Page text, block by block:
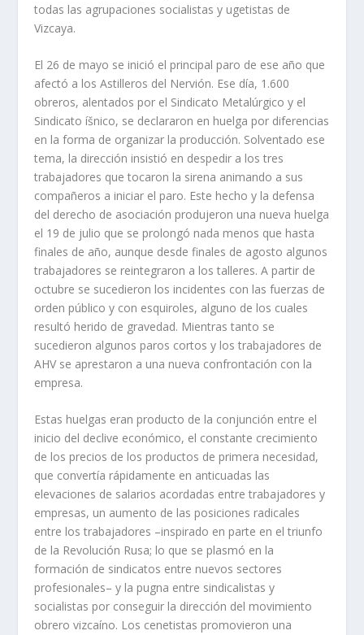
todas las agrupaciones socialistas y ugetistas de
Vizcaya.
El 26 de mayo se inició el principal paro de ese año que
afectó a los Astilleros del Nervión. Ese dí­a, 1.600
obreros, alentados por el Sindicato Metalúrgico y el
Sindicato íšnico, se declararon en huelga por diferencias
en la forma de organizar la producción. Solventado ese
tema, la dirección insistió en despedir a los tres
trabajadores que tocaron la sirena animando a sus
compañeros a iniciar el paro. Este hecho y la defensa
del derecho de asociación produjeron una nueva huelga
el 19 de julio que se prolongó nada menos que hasta
finales de año, aunque desde finales de agosto algunos
trabajadores se reintegraron a los talleres. A partir de
octubre se sucedieron los incidentes con las fuerzas de
orden público y con esquiroles, alguno de los cuales
resultó herido de grave­dad. Mientras tanto se
sucedieron algunos paros cortos y los trabajadores de
AHV se aprestaron a una nueva confrontación con la
empresa.
Estas huelgas eran producto de la conjunción entre el
inicio del declive econó­mico, el constante crecimiento
de los precios de los productos de primera nece­sidad,
que convertí­a rápidamente en anticuadas las
elevaciones de salarios acor­dadas entre trabajadores y
empresas, un aumento de las posiciones radicales
entre los trabajadores –inspirado en parte en el triunfo
de la Revolución Rusa; lo que se plasmó en la
formación de sindicatos entre nuevos sectores
profesionales– y la pugna entre sindicalistas y
socialistas por conseguir la dirección del movimien­to
obrero vizcaí­no. Los cenetistas promovieron una